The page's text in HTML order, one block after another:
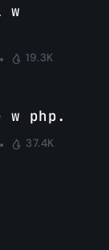
w
19.3K
w php.
37.4K